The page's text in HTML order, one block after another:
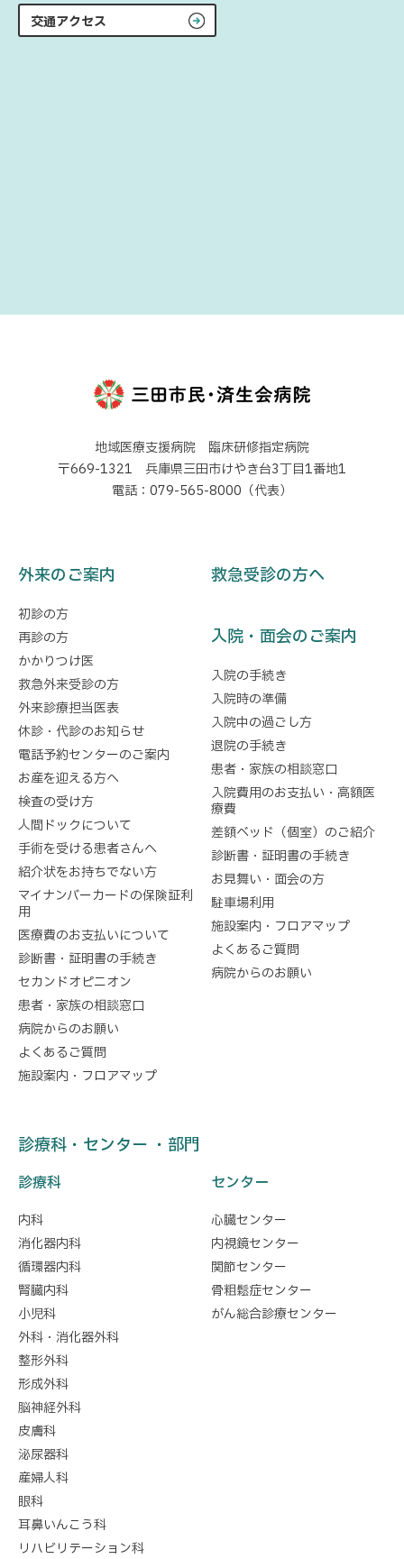
交通アクセス
地域医療支援病院 臨床研修指定病院
〒669-1321 兵庫県三田市けやき台3丁目1番地1
電話：079-565-8000（代表）
外来のご案内
初診の方
再診の方
かかりつけ医
救急外来受診の方
外来診療担当医表
休診・代診のお知らせ
電話予約センターのご案内
お産を迎える方へ
検査の受け方
人間ドックについて
手術を受ける患者さんへ
紹介状をお持ちでない方
マイナンバーカードの保険証利
用
医療費のお支払いについて
診断書・証明書の手続き
セカンドオピニオン
患者・家族の相談窓口
病院からのお願い
よくあるご質問
施設案内・フロアマップ
救急受診の方へ
入院・面会のご案内
入院の手続き
入院時の準備
入院中の過ごし方
退院の手続き
患者・家族の相談窓口
入院費用のお支払い・高額医
療費
差額ベッド（個室）のご紹介
診断書・証明書の手続き
お見舞い・面会の方
駐車場利用
施設案内・フロアマップ
よくあるご質問
病院からのお願い
診療科・センター ・部門
診療科
内科
消化器内科
循環器内科
腎臓内科
小児科
外科・消化器外科
整形外科
形成外科
脳神経外科
皮膚科
泌尿器科
産婦人科
眼科
耳鼻いんこう科
リハビリテーション科
センター
心臓センター
内視鏡センター
関節センター
骨粗鬆症センター
がん総合診療センター